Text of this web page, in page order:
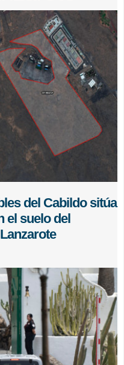
del Cabildo sitúa
el suelo del